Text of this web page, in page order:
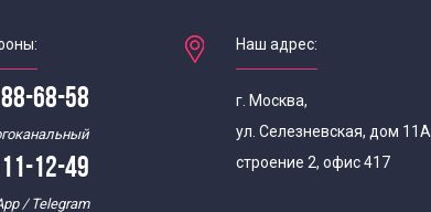
68-58
12-49
/ Telegram
Наш адрес:
г. Москва,
ул. Селезневская, дом 11А
строение 2, офис 417